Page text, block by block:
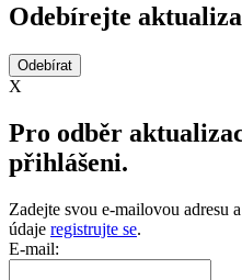
Odebírejte
X
Pro odběr
přihlášeni.
Zadejte svou e-mailovou adresu
údaje registrujte se.
E-mail: